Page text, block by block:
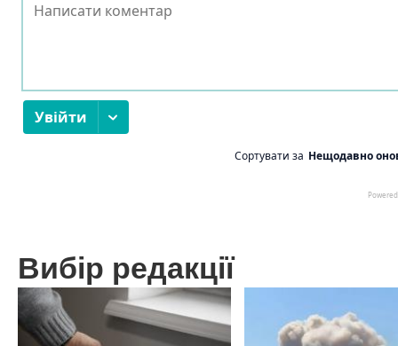
Вибір редакції